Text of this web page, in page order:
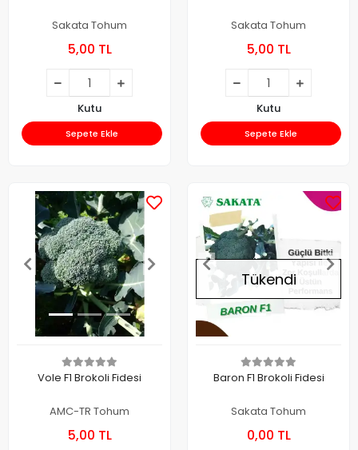
Sakata Tohum
5,00 TL
Kutu
Sepete Ekle
Sakata Tohum
5,00 TL
Kutu
Sepete Ekle
Vole F1 Brokoli Fidesi
AMC-TR Tohum
5,00 TL
Tükendi
Baron F1 Brokoli Fidesi
Sakata Tohum
0,00 TL